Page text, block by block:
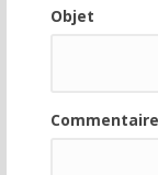
Objet
Commentaire